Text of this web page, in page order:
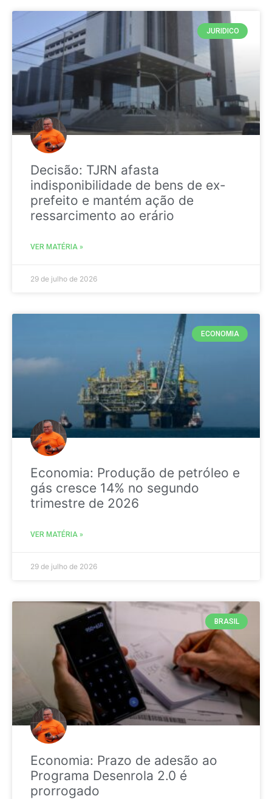
JURIDICO
Decisão: TJRN afasta
indisponibilidade de bens de ex-
prefeito e mantém ação de
ressarcimento ao erário
VER MATÉRIA »
29 de julho de 2026
ECONOMIA
Economia: Produção de petróleo e
gás cresce 14% no segundo
trimestre de 2026
VER MATÉRIA »
29 de julho de 2026
BRASIL
Economia: Prazo de adesão ao
Programa Desenrola 2.0 é
prorrogado